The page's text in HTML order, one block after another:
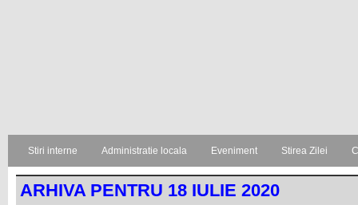
Stiri interne Administratie locala Eveniment Stirea Zilei
ARHIVA PENTRU 18 IULIE 2020